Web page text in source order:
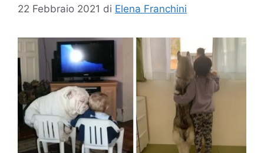
22 Febbraio 2021 di Elena Franchini